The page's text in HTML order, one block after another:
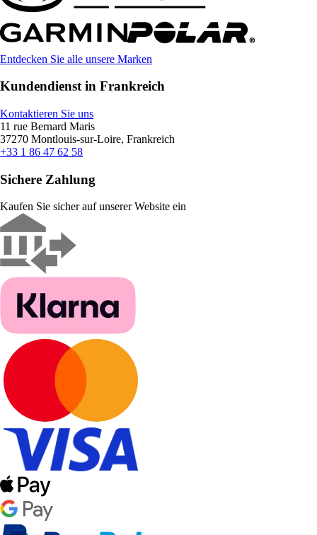
Entdecken Sie alle unsere Marken
Kundendienst in Frankreich
Kontaktieren Sie uns
11 rue Bernard Maris
37270 Montlouis-sur-Loire, Frankreich
+33 1 86 47 62 58
Sichere Zahlung
Kaufen Sie sicher auf unserer Website ein